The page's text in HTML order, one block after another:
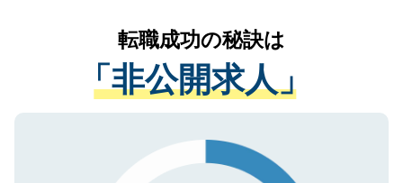
は、個人情報の取り扱いについての厳密な
管理基準を満たした事業者のみに付与され
る、プライバシーマークを取得済みです。
で、機密保持に関してもご安心ください。
かがいして、現在の医療機関の状況や紹介
経験をまじえながら、適切なアドバイスを
させていただきます。すぐにご転職をされ
ない方には、長期的なサポートが可能です
ので、まずはご登録ください。
転職成功の秘訣は
「非公開求人」